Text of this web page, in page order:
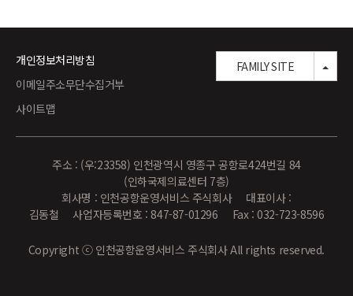
개인정보처리방침
이메일주소무단수집거부
사이트맵
주소 : (우:23358) 인천광역시 영종구 공항로424번길 84
(인하국제의료센터 7층)
회사명 : 인천공항운영서비스 주식회사 대표이사 :
김동철 사업자등록번호 : 847-87-01296 Fax : 032-723-8596
Copyright ⓒ 인천공항운영서비스 주식회사 All rights reserved.
FAMILY SITE